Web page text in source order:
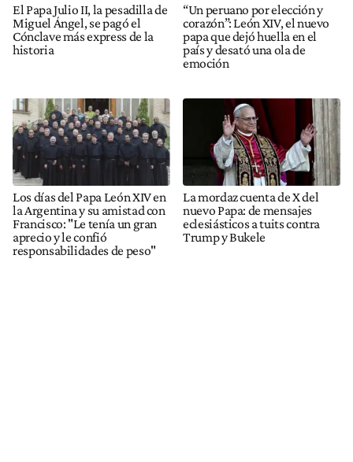
El Papa Julio II, la pesadilla de
Miguel Ángel, se pagó el
Cónclave más express de la
historia
“Un peruano por elección y
corazón”: León XIV, el nuevo
papa que dejó huella en el
país y desató una ola de
emoción
Los días del Papa León XIV en
la Argentina y su amistad con
Francisco: "Le tenía un gran
aprecio y le confió
responsabilidades de peso"
La mordaz cuenta de X del
nuevo Papa: de mensajes
eclesiásticos a tuits contra
Trump y Bukele